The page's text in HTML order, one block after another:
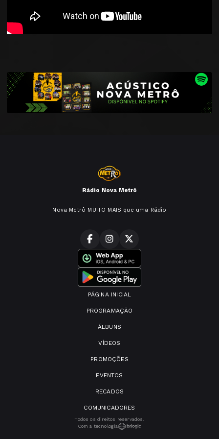
Rádio Nova Metrô
Nova Metrô MUITO MAIS que uma Rádio
PÁGINA INICIAL
PROGRAMAÇÃO
ÁLBUNS
VÍDEOS
PROMOÇÕES
EVENTOS
RECADOS
COMUNICADORES
Todos os direitos reservados.
Com a tecnologia